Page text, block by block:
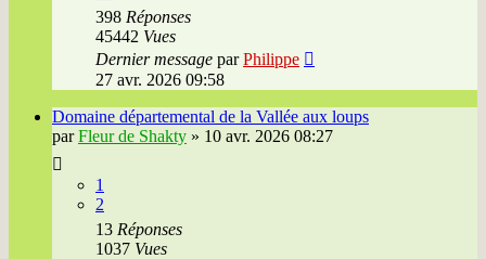
398 Réponses
45442 Vues
Dernier message parPhilippe
27 avr. 2026 09:58
Domaine départemental de la Vallée aux loups
parFleur de Shakty » 10 avr. 2026 08:27
1
2
13 Réponses
1037 Vues